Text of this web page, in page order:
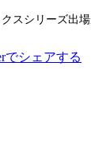
スシリーズ出